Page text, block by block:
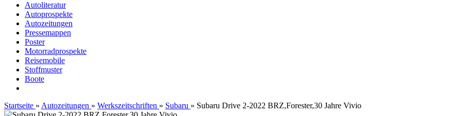
Autoliteratur
Autoprospekte
Autozeitungen
Pressemappen
Poster
Motorradprospekte
Reisemobile
Stoffmuster
Boote
Startseite » Autozeitungen » Werkszeitschriften » Subaru » Subaru Drive 2-2022 BRZ,Forester,30 Jahre Vivio